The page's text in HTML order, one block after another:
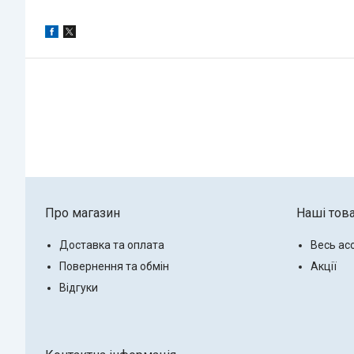
Про магазин
Доставка та оплата
Повернення та обмін
Відгуки
Наші
Весь
Акції